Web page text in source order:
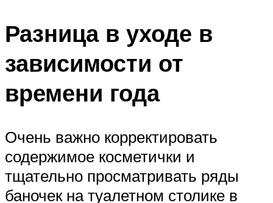
Разница в уходе в
зависимости от
времени года
Очень важно корректировать
содержимое косметички и
тщательно просматривать ряды
баночек на туалетном столике в